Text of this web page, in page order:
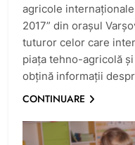
agricole
2017” din orașul
tuturor celor care
piața tehno-agricolă
obțină informații
CONTINUARE